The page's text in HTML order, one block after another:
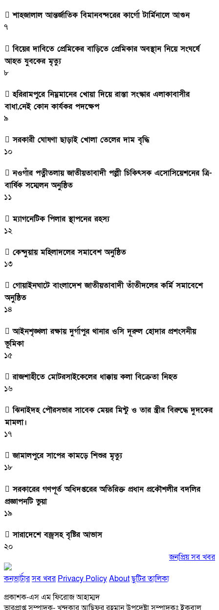
শাহজালাল আন্তর্জাতিক বিমানবন্দরের কার্গো টার্মিনালে আগুন
৭
বিয়ের দাবিতে প্রেমিকের বাড়িতে প্রেমিকার অবস্থান নিয়ে সংঘর্ষে
আহত যুবকের মৃত্যু
৮
হরিরামপুরে নিম্নমানের খোয়া দিয়ে রাস্তা সংস্কার এলাকাবাসীর
বাধা,নেই কোন কার্যকর পদক্ষেপ
৯
সরকারী ঘােষণা ছাড়াই খােলা তেলের দাম বৃদ্ধি
১০
নওগাঁর পত্নীতলায় জাতীয়তাবাদী পল্লী চিকিৎসক এসোসিয়েশনের ত্রি-
বার্ষিক সম্মেলন অনুষ্ঠিত
১১
ম্যাগনেটিক পিলার স্থাপনের রহস্য
১২
কেন্দুয়ায় মহিলাদলের সমাবেশ অনুষ্ঠিত
১৩
গোয়াইনঘাটে বাংলাদেশ জাতীয়তাবাদী তাঁতীদলের কর্মি সমাবেশে
অনুষ্ঠিত
১৪
আইনশৃঙ্খলা রক্ষায় দুর্গাপুর থানার ওসি দূরুল হোদার প্রশংসনীয়
ভূমিকা
১৫
রাজশাহীতে মোটরসাইকেলের ধাক্কায় কলা বিক্রেতা নিহত
১৬
ঝিনাইদহ পৌরসভার সাবেক মেয়র মিন্টু ও তার স্ত্রীর বিরুদ্ধে দুদকের
মামলা।
১৭
জামালপুরে সাপের কামড়ে শিশুর মৃত্যু
১৮
সরকারের গণপূর্ত অধিদপ্তরের অতিরিক্ত প্রধান প্রকৌশলীর বদলির
প্রজ্ঞাপনটি ভুয়া
১৯
সারাদেশে বজ্রসহ বৃষ্টির আভাস
২০
জনপ্রিয় সব খবর
কনভার্টারসব খবর Privacy PolicyAboutছুটির তালিকা
প্রকাশক-এস এম ফিরোজ আহাম্মদ